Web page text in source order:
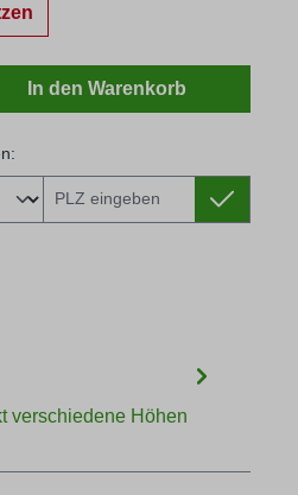
Gib den gewünschten
In den Warenkorb
verschiedene Höhen